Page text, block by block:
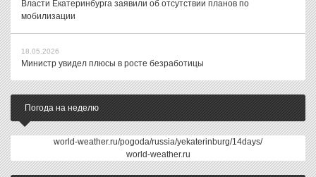
Власти Екатеринбурга заявили об отсутствии планов по
мобилизации
18.05.2026
Министр увидел плюсы в росте безработицы
Погода на неделю
world-weather.ru/pogoda/russia/yekaterinburg/14days/
world-weather.ru